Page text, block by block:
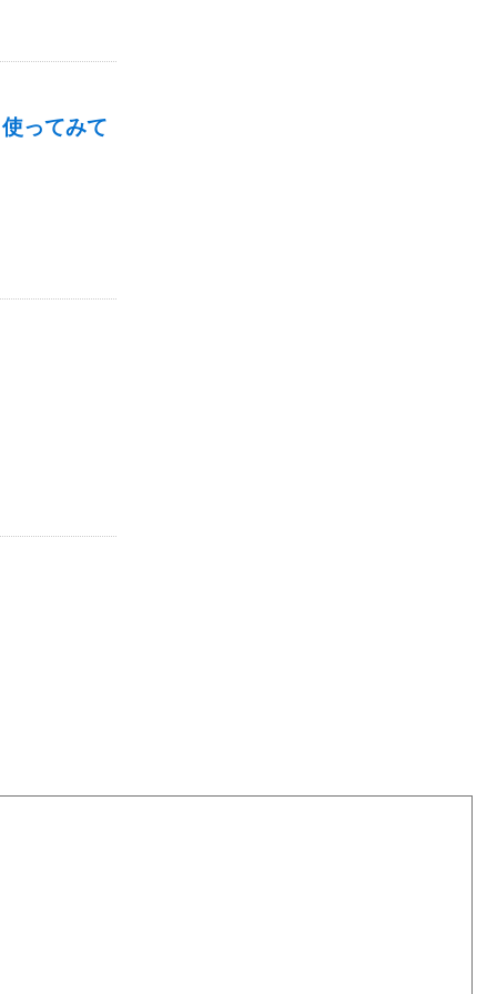
ってみて